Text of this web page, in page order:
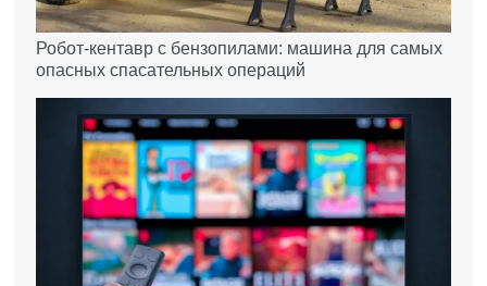
Робот-кентавр с бензопилами: машина для самых
опасных спасательных операций